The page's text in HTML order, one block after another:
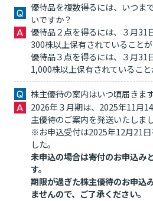
優待品を複数得るには、いつま
いですか？
優待品２点を得るには、３月31
300株以上保有されていることが
優待品３点を得るには、３月31
1,000株以上保有されているこ
株主優待の案内はいつ頃届きま
2026年３月期は、2025年11月
主優待のご案内を発送いたしまし
※お申込受付は2025年12月21
した。
未申込の場合は寄付のお申込み
す。
期限が過ぎた株主優待のお申込
ませんので、ご了承ください。